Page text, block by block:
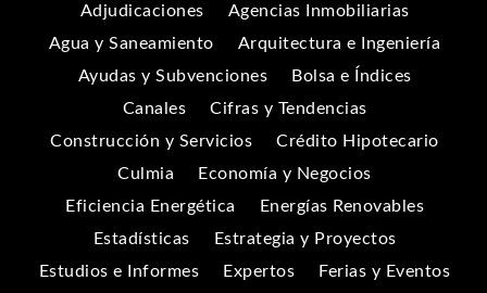
Adjudicaciones
Agencias Inmobiliarias
Agua y Saneamiento
Arquitectura e Ingeniería
Ayudas y Subvenciones
Bolsa e Índices
Canales
Cifras y Tendencias
Construcción y Servicios
Crédito Hipotecario
Culmia
Economía y Negocios
Eficiencia Energética
Energías Renovables
Estadísticas
Estrategia y Proyectos
Estudios e Informes
Expertos
Ferias y Eventos